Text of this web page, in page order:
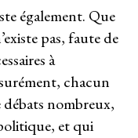
également. Que
pas, faute de
à
chacun
débats nombreux,
et qui